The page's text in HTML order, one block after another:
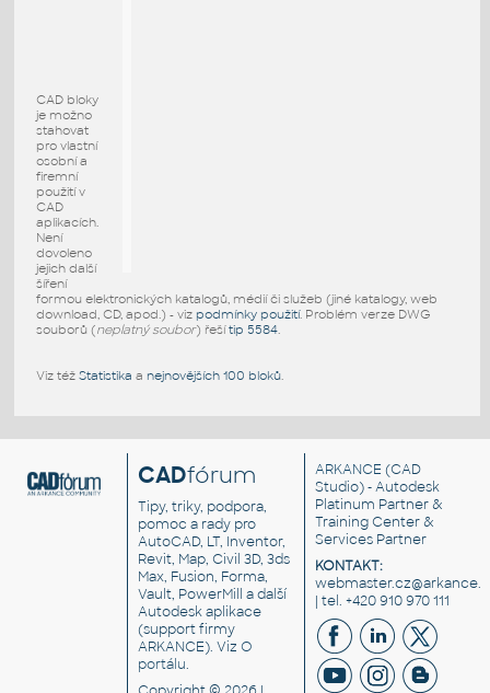
CAD bloky
je možno
stahovat
pro vlastní
osobní a
firemní
použití v
CAD
aplikacích.
Není
dovoleno
jejich další
šíření
formou elektronických katalogů, médií či služeb (jiné katalogy, web
download, CD, apod.) - viz podmínky použití. Problém verze DWG
souborů (neplatný soubor) řešítip 5584.
Viz též Statistika a nejnovějších 100 bloků.
CADfórum
Tipy, triky, podpora,
pomoc a rady pro
AutoCAD, LT, Inventor,
Revit, Map, Civil 3D, 3ds
Max, Fusion, Forma,
Vault, PowerMill a další
Autodesk aplikace
(support firmy
ARKANCE). VizO
portálu.
ARKANCE (CAD
Studio) - Autodesk
Platinum Partner &
Training Center &
Services Partner
KONTAKT:
| tel. +420 910 970 111